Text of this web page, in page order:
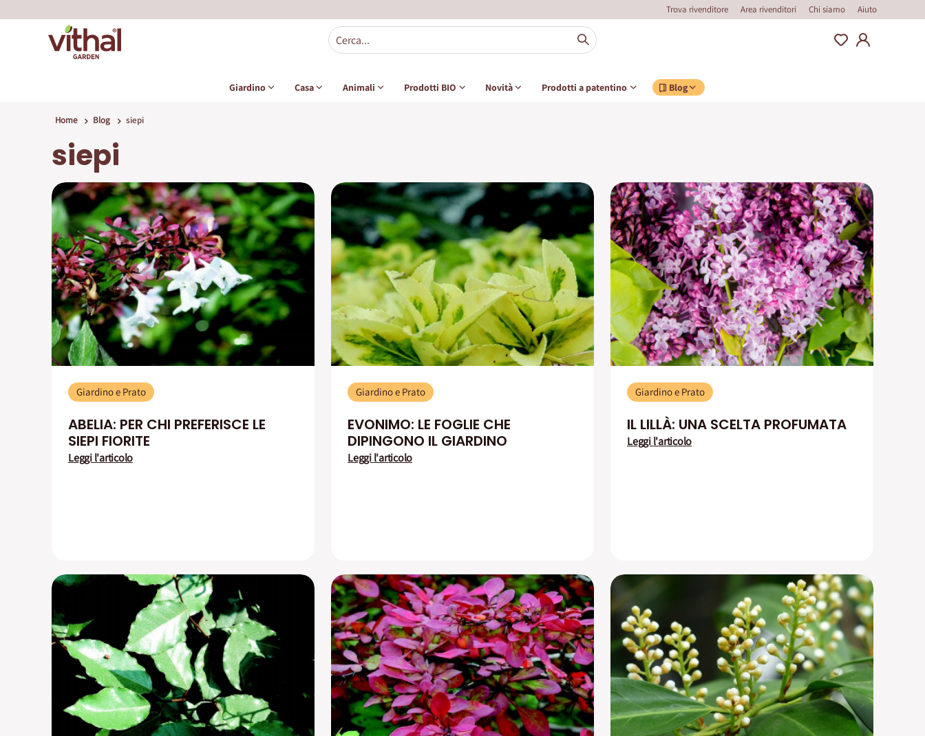
Trova rivenditore Area rivenditori Chi siamo Aiuto
Giardino Casa Animali Prodotti BIO Novità Prodotti a patentino Blog
Home Blog siepi
siepi
Giardino e Prato
ABELIA: PER CHI PREFERISCE LE
SIEPI FIORITE
Leggi l'articolo
Giardino e Prato
EVONIMO: LE FOGLIE CHE
DIPINGONO IL GIARDINO
Leggi l'articolo
Giardino e Prato
IL LILLÀ: UNA SCELTA PROFUMATA
Leggi l'articolo